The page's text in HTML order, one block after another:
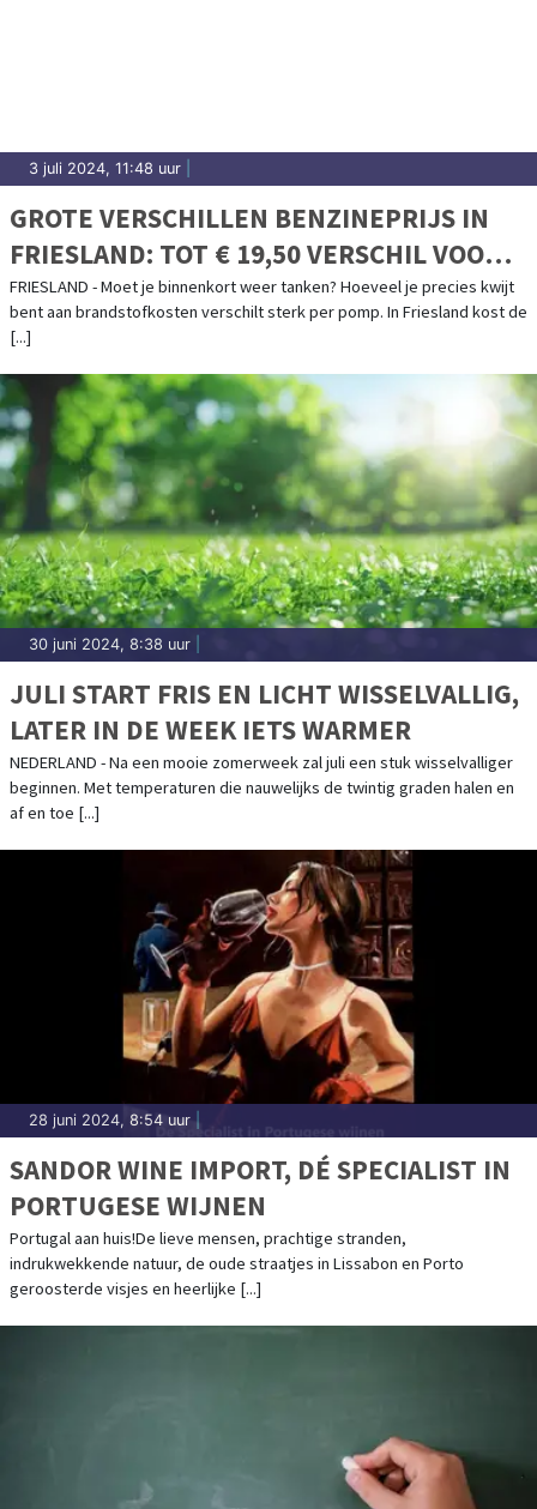
3 juli 2024, 11:48 uur
GROTE VERSCHILLEN BENZINEPRIJS IN
FRIESLAND: TOT € 19,50 VERSCHIL VOOR
VOLLE TANK
FRIESLAND - Moet je binnenkort weer tanken? Hoeveel je precies kwijt
bent aan brandstofkosten verschilt sterk per pomp. In Friesland kost de
[...]
30 juni 2024, 8:38 uur
JULI START FRIS EN LICHT WISSELVALLIG,
LATER IN DE WEEK IETS WARMER
NEDERLAND - Na een mooie zomerweek zal juli een stuk wisselvalliger
beginnen. Met temperaturen die nauwelijks de twintig graden halen en
af en toe [...]
28 juni 2024, 8:54 uur
SANDOR WINE IMPORT, DÉ SPECIALIST IN
PORTUGESE WIJNEN
Portugal aan huis!De lieve mensen, prachtige stranden,
indrukwekkende natuur, de oude straatjes in Lissabon en Porto
geroosterde visjes en heerlijke [...]